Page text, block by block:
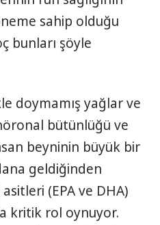
sahip olduğu
bunları şöyle
doymamış yağlar ve
bütünlüğü ve
beyninin büyük bir
geldiğinden
(EPA ve DHA)
kritik rol oynuyor.